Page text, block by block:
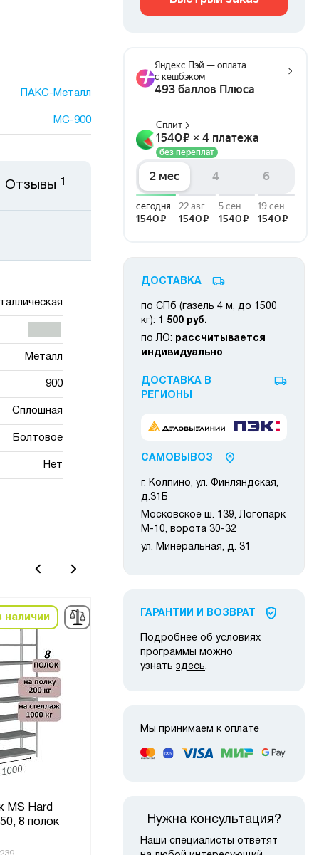
ПАКС-Металл
МС-900
Металл
900
Сплошная
Болтовое
Нет
Отзывы
наличии
MS Hard
8 полок
в наличии
255х150х40, 8 полок
ДОСТАВКА
по СПб (газель 4 м, до 1500
кг): 1 500 руб.
по ЛО: рассчитывается
индивидуально
ДОСТАВКА В
РЕГИОНЫ
САМОВЫВОЗ
г. Колпино, ул. Финляндская,
д.31Б
Московское ш. 139, Логопарк
М-10, ворота 30-32
ул. Минеральная, д. 31
ГАРАНТИИ И ВОЗВРАТ
Подробнее об условиях
программы можно
узнать здесь.
Мы принимаем к оплате
Нужна консультация?
Наши специалисты ответят